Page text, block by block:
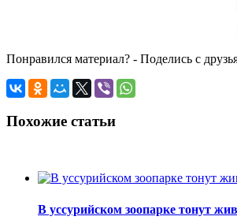
Понравился материал? - Поделись с
Похожие статьи
В уссурийском зоопарке тонут